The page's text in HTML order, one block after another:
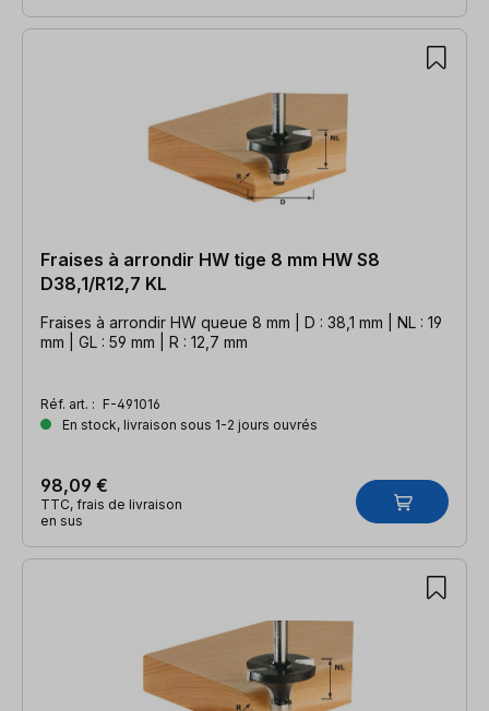
Fraises à arrondir HW tige 8 mm HW S8
D38,1/R12,7 KL
Fraises à arrondir HW queue 8 mm | D : 38,1 mm | NL : 19
mm | GL : 59 mm | R : 12,7 mm
Réf. art. : F-491016
En stock, livraison sous 1-2 jours ouvrés
98,09 €
TTC, frais de livraison
en sus